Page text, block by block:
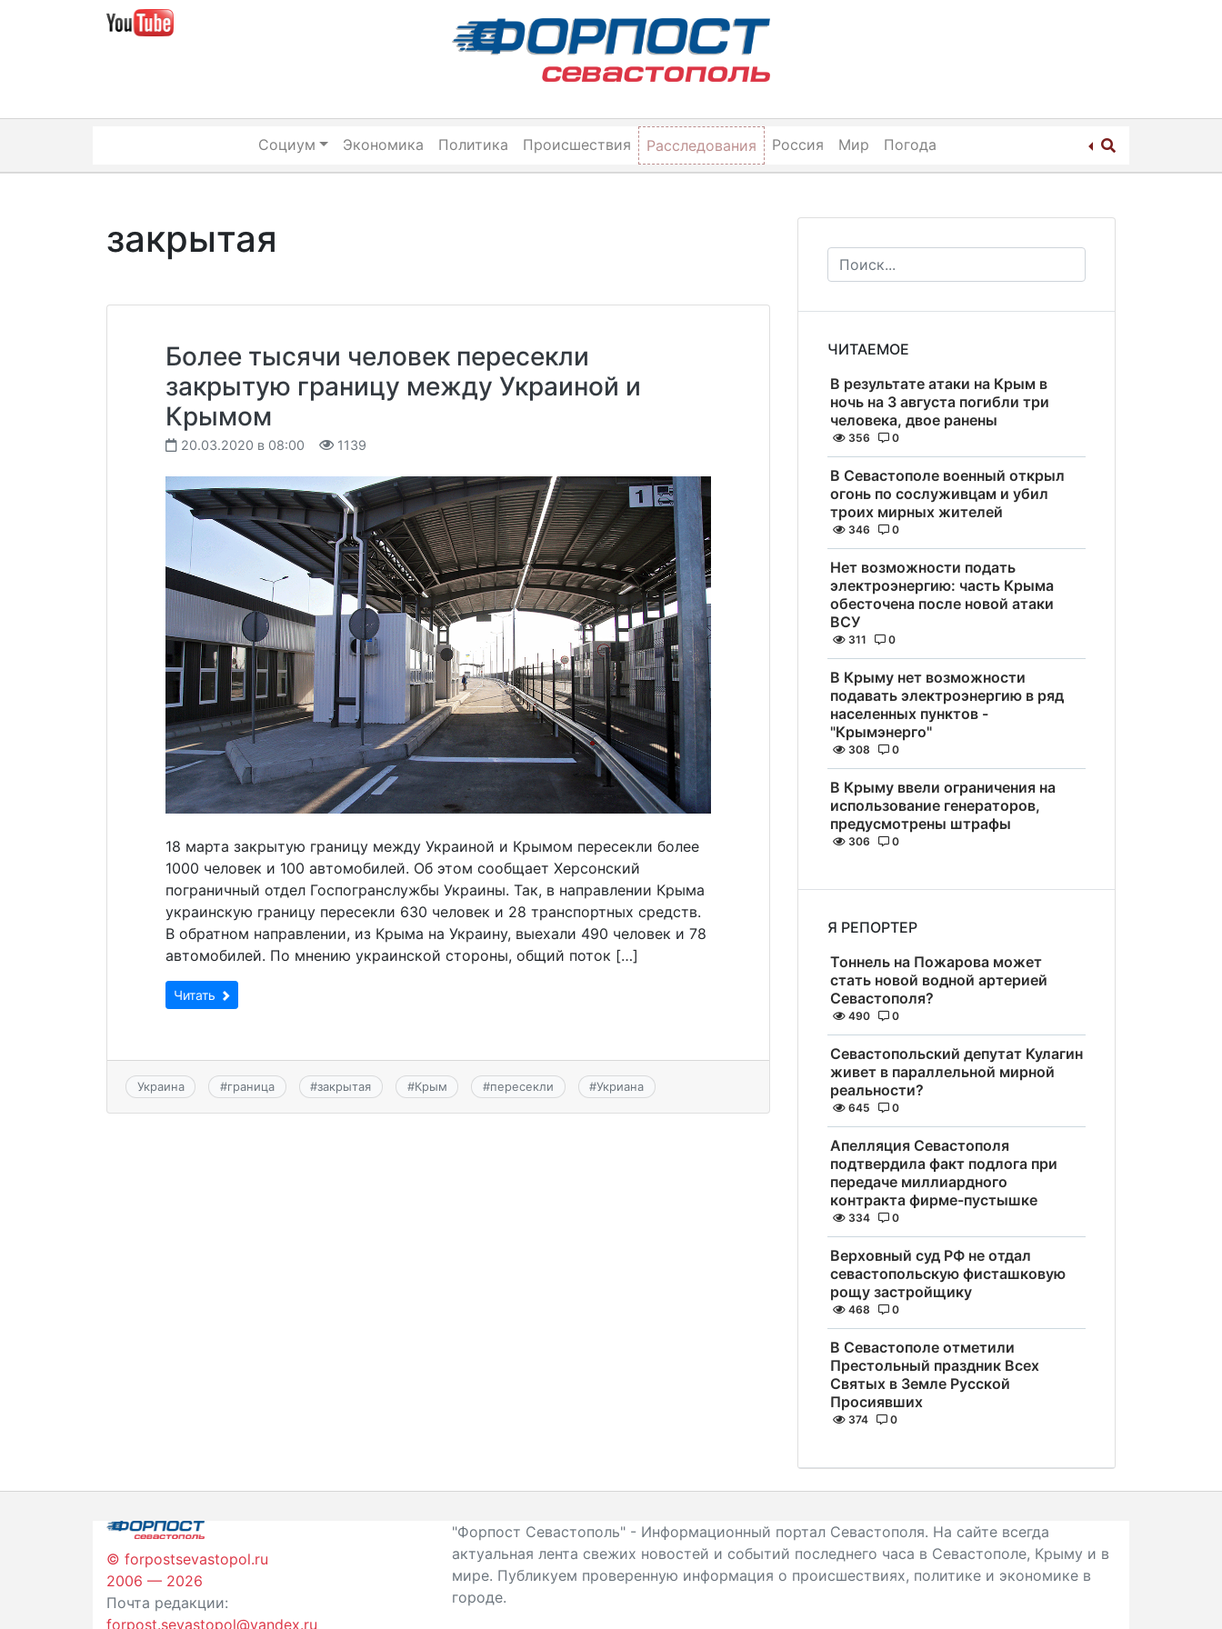
Социум Экономика Политика Происшествия Расследования Россия Мир Погода
закрытая
Более тысячи человек пересекли
закрытую границу между Украиной и
Крымом
20.03.2020 в 08:00 1139
18 марта закрытую границу между Украиной и Крымом пересекли более
1000 человек и 100 автомобилей. Об этом сообщает Херсонский
пограничный отдел Госпогранслужбы Украины. Так, в направлении Крыма
украинскую границу пересекли 630 человек и 28 транспортных средств.
В обратном направлении, из Крыма на Украину, выехали 490 человек и 78
автомобилей. По мнению украинской стороны, общий поток […]
Читать
Украина #граница #закрытая #Крым #пересекли #Укриана
ЧИТАЕМОЕ
В результате атаки на Крым в
ночь на 3 августа погибли три
человека, двое ранены
356 0
В Севастополе военный открыл
огонь по сослуживцам и убил
троих мирных жителей
346 0
Нет возможности подать
электроэнергию: часть Крыма
обесточена после новой атаки
ВСУ
311 0
В Крыму нет возможности
подавать электроэнергию в ряд
населенных пунктов -
"Крымэнерго"
308 0
В Крыму ввели ограничения на
использование генераторов,
предусмотрены штрафы
306 0
Я РЕПОРТЕР
Тоннель на Пожарова может
стать новой водной артерией
Севастополя?
490 0
Севастопольский депутат Кулагин
живет в параллельной мирной
реальности?
645 0
Апелляция Севастополя
подтвердила факт подлога при
передаче миллиардного
контракта фирме-пустышке
334 0
Верховный суд РФ не отдал
севастопольскую фисташковую
рощу застройщику
468 0
В Севастополе отметили
Престольный праздник Всех
Святых в Земле Русской
Просиявших
374 0
© forpostsevastopol.ru
2006 — 2026
Почта редакции:
forpost.sevastopol@yandex.ru
"Форпост Севастополь" - Информационный портал Севастополя. На сайте всегда
актуальная лента свежих новостей и событий последнего часа в Севастополе, Крыму и в
мире. Публикуем проверенную информация о происшествиях, политике и экономике в
городе.